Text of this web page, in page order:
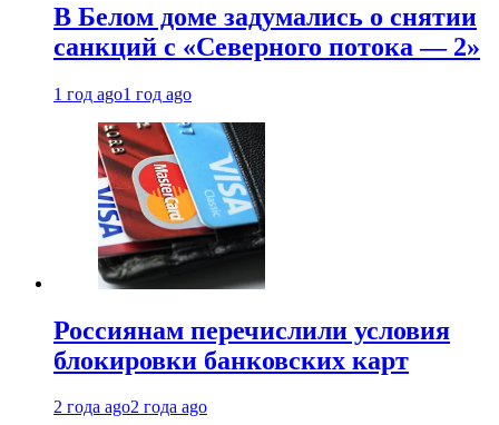
В Белом доме задумались о снятии
санкций с «Северного потока — 2»
1 год ago1 год ago
Россиянам перечислили условия
блокировки банковских карт
2 года ago2 года ago